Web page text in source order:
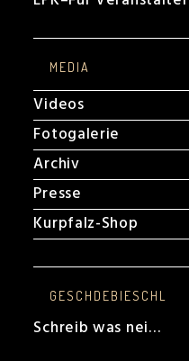
MEDIA
Videos
Fotogalerie
Archiv
Presse
Kurpfalz-Shop
GESCHDEBIESCHL
Schreib was nei…